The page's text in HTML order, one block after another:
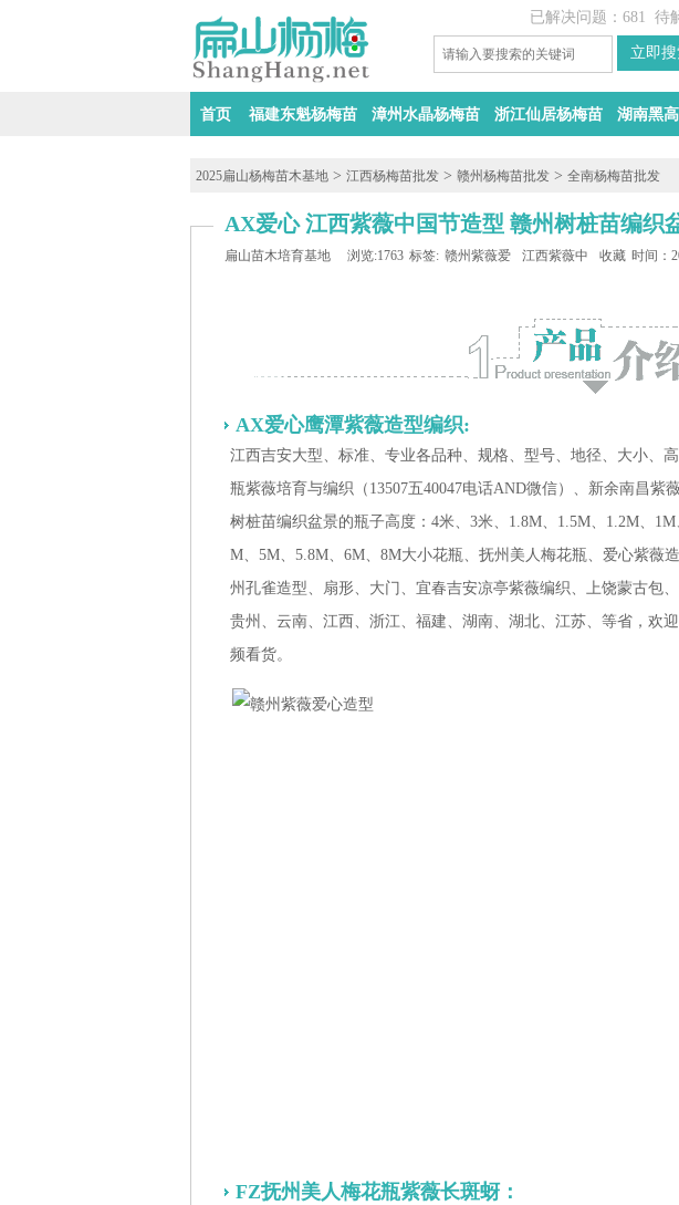
已解决问题：681 待
首页 福建东魁杨梅苗 漳州水晶杨梅苗 浙江仙居杨梅苗 湖南黑
2025扁山杨梅苗木基地 > 江西杨梅苗批发 > 赣州杨梅苗批发 > 全南杨梅苗批发
AX爱心 江西紫薇中国节造型 赣州树桩苗编织
扁山苗木培育基地 浏览:1763 标签: 赣州紫薇爱心造型批发江西紫薇中国节造型
收藏 时间：
AX爱心鹰潭紫薇造型编织:
江西吉安大型、标准、专业各品种、规格、型号、地径、大小、
瓶紫薇培育与编织（13507五40047电话AND微信）、新余南昌紫
树桩苗编织盆景的瓶子高度：4米、3米、1.8M、1.5M、1.2M、
M、5M、5.8M、6M、8M大小花瓶、抚州美人梅花瓶、爱心紫薇
州孔雀造型、扇形、大门、宜春吉安凉亭紫薇编织、上饶蒙古包
贵州、云南、江西、浙江、福建、湖南、湖北、江苏、等省，欢
频看货。
FZ抚州美人梅花瓶紫薇长斑蚜：